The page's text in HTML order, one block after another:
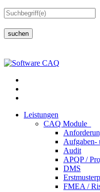
suchen
Leistungen
CAQ Module
Aufgaben-
Audit
APQP /
DMS
FMEA /